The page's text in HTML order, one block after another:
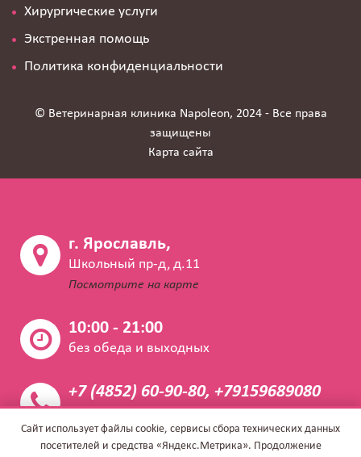
Хирургические услуги
Экстренная помощь
Политика конфиденциальности
© Ветеринарная клиника Napoleon, 2024 - Все права
защищены
Карта сайта
г. Ярославль,
Школьный пр-д, д.11
Посмотрите на карте
10:00 - 21:00
без обеда и выходных
+7 (4852) 60-90-80, +79159689080
Закажите звонок
Сайт использует файлы cookie, сервисы сбора технических данных
посетителей и средства «Яндекс.Метрика». Продолжение